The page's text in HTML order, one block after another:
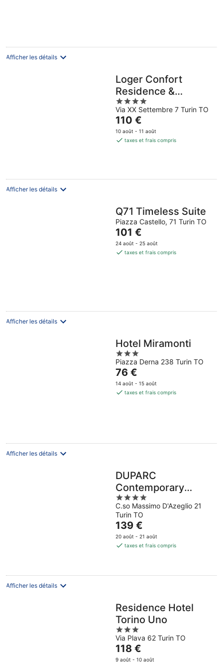
Afficher les détails
Loger Confort
Residence &
Apartments
4
out
of
5
Via XX Settembre 7 Turin TO
Le
prix
est
nuit
110 €
10 août - 11 août
taxes et frais compris
Afficher les détails
Q71 Timeless Suite
Piazza Castello, 71 Turin TO
Le
prix
est
101 €
24 août - 25 août
taxes et frais compris
Afficher les détails
Hotel Miramonti
3
out
of
5
Piazza Derna 238 Turin TO
Le
prix
est
76 €
14 août - 15 août
taxes et frais compris
Afficher les détails
DUPARC
Contemporary
Suites
4
out
of
5
C.so Massimo D'Azeglio 21
Turin TO
Le
prix
est
par
139 €
20 août - 21 août
taxes et frais compris
Afficher les détails
Residence Hotel
Torino Uno
3
out
of
5
Via Plava 62 Turin TO
Le
prix
118 €
9 août - 10 août